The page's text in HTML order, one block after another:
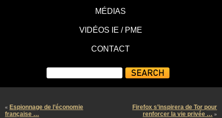
MÉDIAS
VIDÉOS IE / PME
CONTACT
« Espionnage de l’économie
française …
Firefox s’inspirera de Tor pour
renforcer la vie privée … »